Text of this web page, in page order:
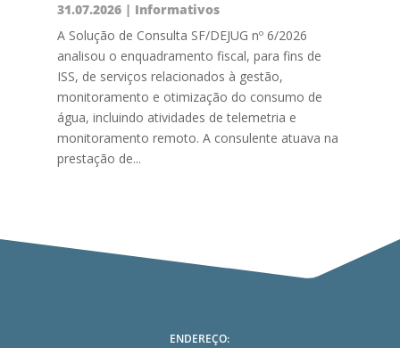
31.07.2026| Informativos
A Solução de Consulta SF/DEJUG nº 6/2026
analisou o enquadramento fiscal, para fins de
ISS, de serviços relacionados à gestão,
monitoramento e otimização do consumo de
água, incluindo atividades de telemetria e
monitoramento remoto. A consulente atuava na
prestação de...
ENDEREÇO: